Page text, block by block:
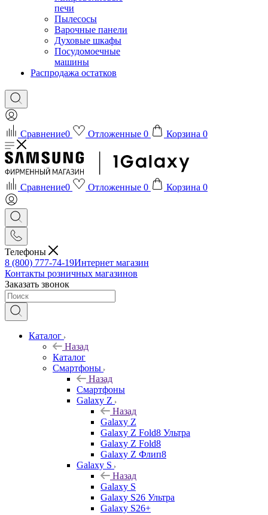
печи
Пылесосы
Варочные панели
Духовые шкафы
Посудомоечные
машины
Распродажа остатков
Сравнение0 Отложенные 0 Корзина 0
Сравнение0 Отложенные 0 Корзина 0
Телефоны
8 (800) 777-74-19Интернет магазин
Контакты розничных магазинов
Заказать звонок
Каталог
Назад
Каталог
Смартфоны
Назад
Смартфоны
Galaxy Z
Назад
Galaxy Z
Galaxy Z Fold8 Ультра
Galaxy Z Fold8
Galaxy Z Флип8
Galaxy S
Назад
Galaxy S
Galaxy S26 Ультра
Galaxy S26+